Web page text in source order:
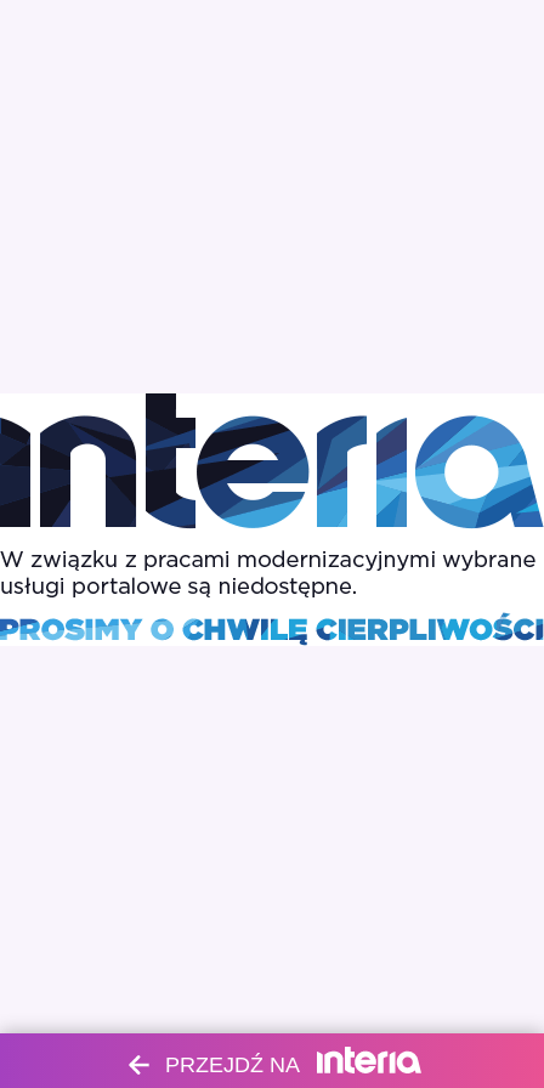
PRZEJDŹ NA